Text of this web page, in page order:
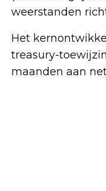
weerstanden
Het
treasury-
maanden aan